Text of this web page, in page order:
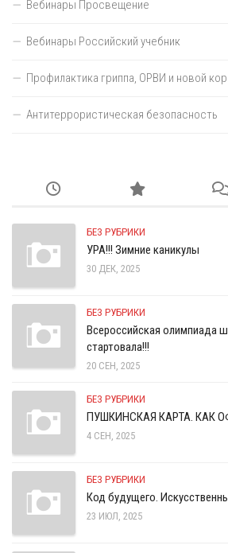
Вебинары Просвещение
Вебинары Российский учебник
Профилактика гриппа, ОРВИ и новой
Антитеррористическая безопасность
БЕЗ РУБРИКИ
УРА!!! Зимние каникулы
30 ДЕК, 2025
БЕЗ РУБРИКИ
Всероссийская олимпиада
стартовала!!!
20 СЕН, 2025
БЕЗ РУБРИКИ
ПУШКИНСКАЯ КАРТА. КАК
4 СЕН, 2025
БЕЗ РУБРИКИ
Код будущего.
23 ИЮЛ, 2025